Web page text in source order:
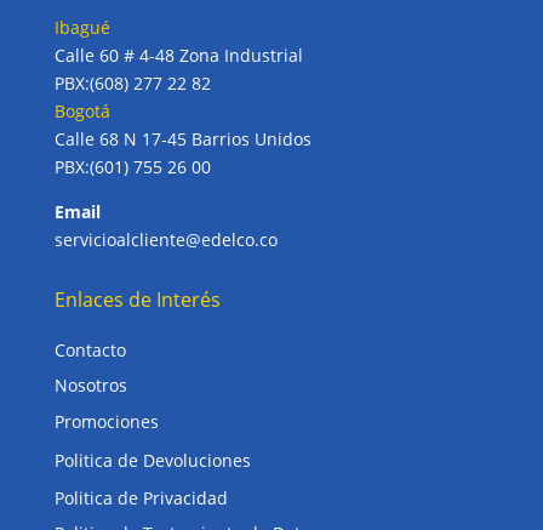
Ibagué
Calle 60 # 4-48 Zona Industrial
PBX:(608) 277 22 82
Bogotá
Calle 68 N 17-45 Barrios Unidos
PBX:(601) 755 26 00
Email
servicioalcliente@edelco.co
Enlaces de Interés
Contacto
Nosotros
Promociones
Politica de Devoluciones
Politica de Privacidad